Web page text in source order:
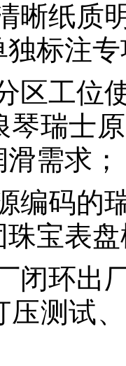
晰纸质
标注
区工位
琴瑞士
需求；
编码的
宝表
闭环出
压测试